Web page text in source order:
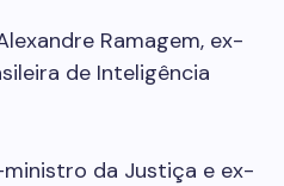
Ramagem, ex-
de Inteligência
da Justiça e ex-